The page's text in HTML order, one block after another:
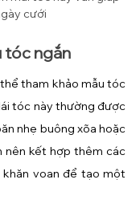
cưới
tóc ngắn
tham khảo mẫu tóc
tóc này thường được
nhẹ buông xõa hoặc
nên kết hợp thêm các
voan để tạo một